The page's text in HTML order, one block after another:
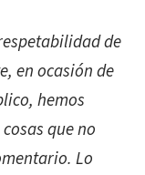
de
en ocasión de
hemos
que no
Lo